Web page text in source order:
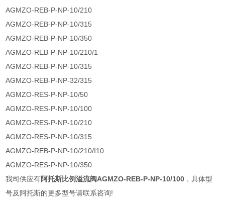
AGMZO-REB-P-NP-10/210
AGMZO-REB-P-NP-10/315
AGMZO-REB-P-NP-10/350
AGMZO-REB-P-NP-10/210/1
AGMZO-REB-P-NP-10/315
AGMZO-REB-P-NP-32/315
AGMZO-RES-P-NP-10/50
AGMZO-RES-P-NP-10/100
AGMZO-RES-P-NP-10/210
AGMZO-RES-P-NP-10/315
AGMZO-REB-P-NP-10/210/I10
AGMZO-RES-P-NP-10/350
我司供应有阿托斯比例溢流阀AGMZO-REB-P-NP-10/100 ，具体型
号及阿托斯的更多型号请联系咨询!